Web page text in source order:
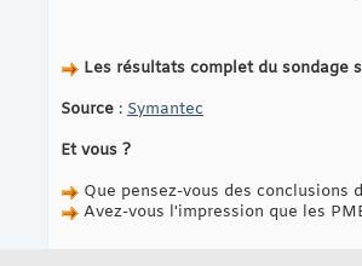
Les résultats complet du sondage
Source : Symantec
Et vous ?
Que pensez-vous des conclusions
Avez-vous l'impression que les